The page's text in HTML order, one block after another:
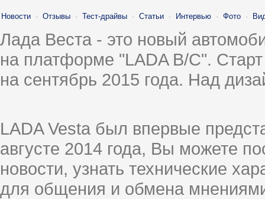
Новости · Отзывы · Тест-драйвы · Статьи · Интервью · Фото ·
Лада Веста - это новый
на платформе "LADA B/C".
на сентябрь 2015 года. Над
LADA Vesta был впервые
августе 2014 года, Вы можете
новости, узнать технические
для общения и обмена